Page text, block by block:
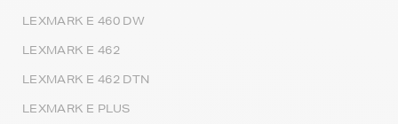
LEXMARK E 460 DW
LEXMARK E 462
LEXMARK E 462 DTN
LEXMARK E PLUS